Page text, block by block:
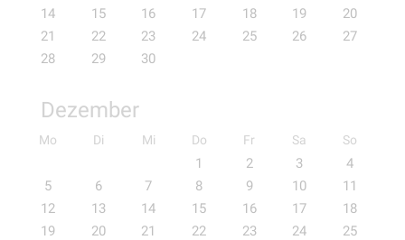
14
15 16 17 18 19
20
21
22 23 24 25 26
27
28
29 30
Dezember
Mo Di Mi Do Fr Sa So
1 2 3
4
5
6 7 8 9 10
11
12
13 14 15 16 17
18
19
20 21 22 23 24
25